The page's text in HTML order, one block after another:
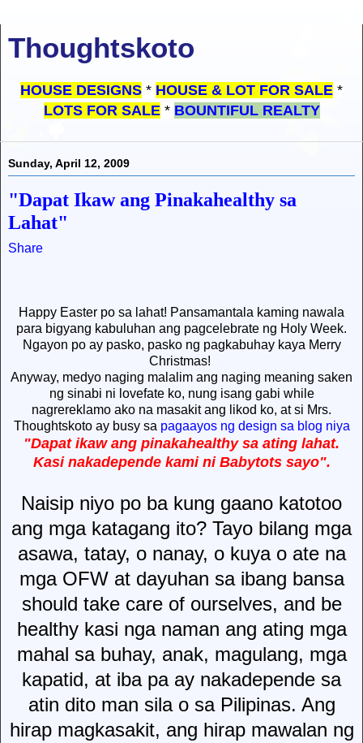
Thoughtskoto
HOUSE DESIGNS * HOUSE & LOT FOR SALE *
LOTS FOR SALE * BOUNTIFUL REALTY
Sunday, April 12, 2009
"Dapat Ikaw ang Pinakahealthy sa
Lahat"
Share
Happy Easter po sa lahat! Pansamantala kaming nawala
para bigyang kabuluhan ang pagcelebrate ng Holy Week.
Ngayon po ay pasko, pasko ng pagkabuhay kaya Merry
Christmas!
Anyway, medyo naging malalim ang naging meaning saken
ng sinabi ni lovefate ko, nung isang gabi while
nagrereklamo ako na masakit ang likod ko, at si Mrs.
Thoughtskoto ay busy sa pagaayos ng design sa blog niya
"Dapat ikaw ang pinakahealthy sa ating lahat.
Kasi nakadepende kami ni Babytots sayo".
Naisip niyo po bakung gaano katotoo
ang mga katagang ito? Tayo bilang mga
asawa, tatay, o nanay, o kuyao ate na
mgaOFW at dayuhan sa ibang bansa
should take care of ourselves, and be
healthy kasi nga naman ang ating mga
mahal sa buhay, anak, magulang, mga
kapatid, at ibapa ay nakadepende sa
atin ditoman silao sa Pilipinas. Ang
hirap magkasakit, ang hirap mawalan ng